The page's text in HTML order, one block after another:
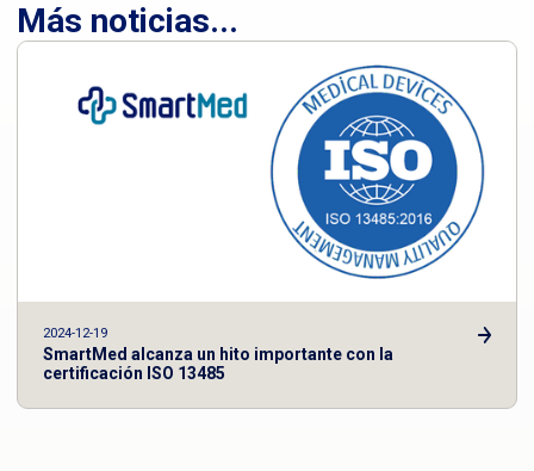
Más noticias...
2024-12-19
SmartMed alcanza un hito importante con la
certificación ISO 13485